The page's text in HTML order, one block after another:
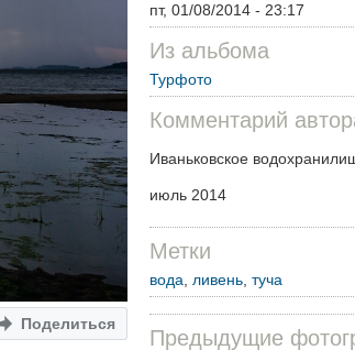
Поделиться
пт, 01/08/2014 - 23:17
Из альбома
Турфото
Комментарий
Иваньковское
июль 2014
Метки
вода, ливень, туча
Предыдущие